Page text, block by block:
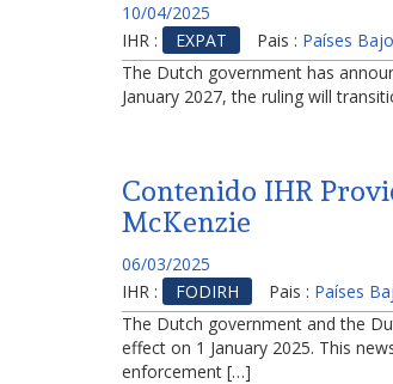
10/04/2025
IHR :
EXPAT Pais : Países
The Dutch government has
January 2027, the ruling will
Contenido IHR
McKenzie
06/03/2025
IHR :
FODIRH Pais : Países
The Dutch government and the
effect on 1 January 2025. This
enforcement […]